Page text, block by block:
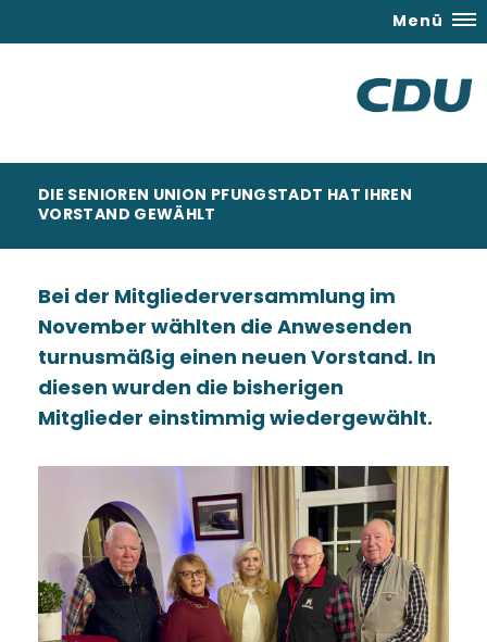
Menü
DIE SENIOREN UNION PFUNGSTADT HAT IHREN
VORSTAND GEWÄHLT
Bei der Mitgliederversammlung im
November wählten die Anwesenden
turnusmäßig einen neuen Vorstand. In
diesen wurden die bisherigen
Mitglieder einstimmig wiedergewählt.